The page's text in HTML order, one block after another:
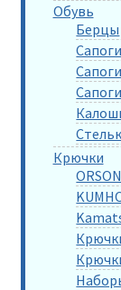
Обувь
Берцы
Сапоги
Крючки
ORSON